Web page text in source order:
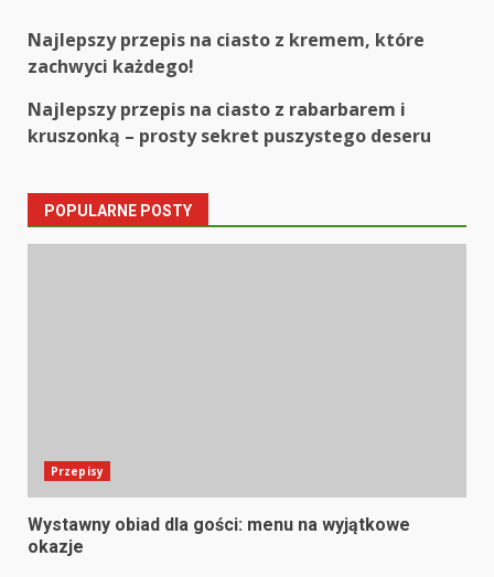
Post
navigation
Najlepszy przepis na ciasto z kremem, które
zachwyci każdego!
Najlepszy przepis na ciasto z rabarbarem i
kruszonką – prosty sekret puszystego deseru
POPULARNE POSTY
Przepisy
Wystawny obiad dla gości: menu na wyjątkowe
okazje